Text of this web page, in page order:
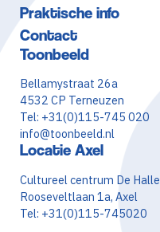
Praktische info
Contact
Toonbeeld
Bellamystraat 26a
4532 CP Terneuzen
Tel: +31(0)115-745 020
info@toonbeeld.nl
Locatie Axel
Cultureel centrum De Halle
Rooseveltlaan 1a, Axel
Tel: +31(0)115-745020